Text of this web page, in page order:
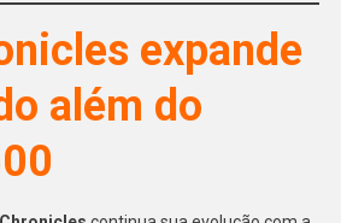
expande
além do